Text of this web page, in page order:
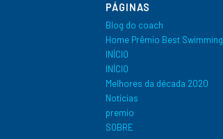
PÁGINAS
Blog do coach
Home Prêmio Best Swimming
INÍCIO
INÍCIO
Melhores da década 2020
Notícias
premio
SOBRE